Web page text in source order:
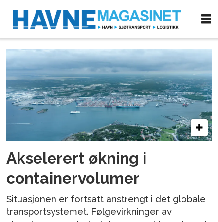
Tag:
gøteborg
havn
Akselerert økning i
containervolumer
Situasjonen er fortsatt anstrengt i det globale
transportsystemet. Følgevirkninger av